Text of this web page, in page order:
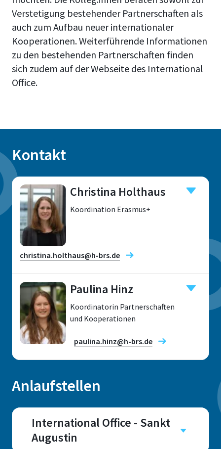
Verstetigung bestehender Partnerschaften als
auch zum Aufbau neuer internationaler
Kooperationen. Weiterführende Informationen
zu den bestehenden Partnerschaften finden
sich zudem auf der Webseite des International
Office.
Kontakt
Christina Holthaus
Koordination Erasmus+
christina.holthaus@h-brs.de
Standort
Sankt Augustin
Adresse
53757, Sankt Augustin
Paulina Hinz
Koordinatorin Partnerschaften
und Kooperationen
paulina.hinz@h-brs.de
Sankt Augustin
Raum
Anlaufstellen
International Office - Sankt
Augustin